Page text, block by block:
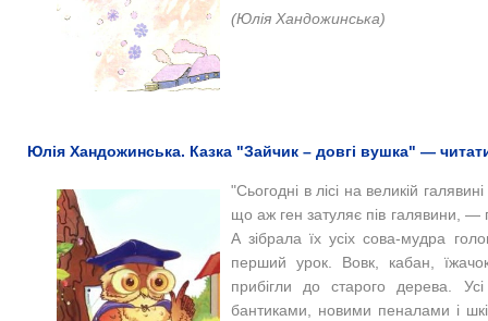
(Юлія Хандожинська)
Юлія Хандожинська. Казка "Зайчик – довгі вушка" —
"Сьогодні в лісі на великій
що аж ген затуляє пів галявини, —
А зібрала їх усіх сова-мудра
перший урок. Вовк, кабан,
прибігли до старого дерева.
бантиками, новими пеналами і